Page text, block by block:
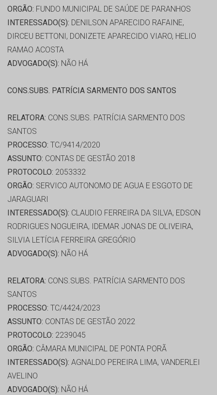
ORGÃO: FUNDO MUNICIPAL DE SAÚDE DE PARANHOS
INTERESSADO(S): DENILSON APARECIDO RAFAINE,
DIRCEU BETTONI, DONIZETE APARECIDO VIARO, HELIO
RAMAO ACOSTA
ADVOGADO(S): NÃO HÁ
CONS.SUBS. PATRÍCIA SARMENTO DOS SANTOS
RELATORA: CONS.SUBS. PATRÍCIA SARMENTO DOS
SANTOS
PROCESSO: TC/9414/2020
ASSUNTO: CONTAS DE GESTÃO 2018
PROTOCOLO: 2053332
ORGÃO: SERVICO AUTONOMO DE AGUA E ESGOTO DE
JARAGUARI
INTERESSADO(S): CLAUDIO FERREIRA DA SILVA, EDSON
RODRIGUES NOGUEIRA, IDEMAR JONAS DE OLIVEIRA,
SILVIA LETÍCIA FERREIRA GREGÓRIO
ADVOGADO(S): NÃO HÁ
RELATORA: CONS.SUBS. PATRÍCIA SARMENTO DOS
SANTOS
PROCESSO: TC/4424/2023
ASSUNTO: CONTAS DE GESTÃO 2022
PROTOCOLO: 2239045
ORGÃO: CÂMARA MUNICIPAL DE PONTA PORÃ
INTERESSADO(S): AGNALDO PEREIRA LIMA, VANDERLEI
AVELINO
ADVOGADO(S): NÃO HÁ